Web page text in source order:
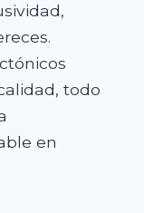
todo
en